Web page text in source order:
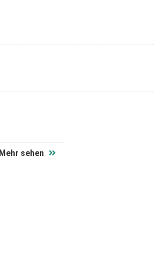
Mehr sehen